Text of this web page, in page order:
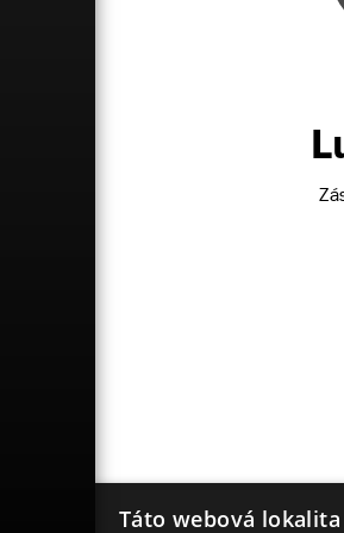
Táto webová